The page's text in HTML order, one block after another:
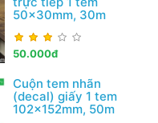
50x30mm, 30m
50.000đ
Cuộn tem nhãn
(decal) giấy 1 tem
102x152mm, 50m